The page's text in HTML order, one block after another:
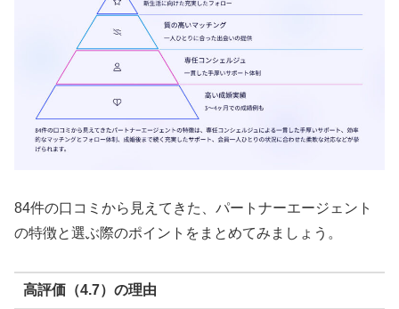
84件の口コミから見えてきた、パートナーエージェント
の特徴と選ぶ際のポイントをまとめてみましょう。
高評価（4.7）の理由